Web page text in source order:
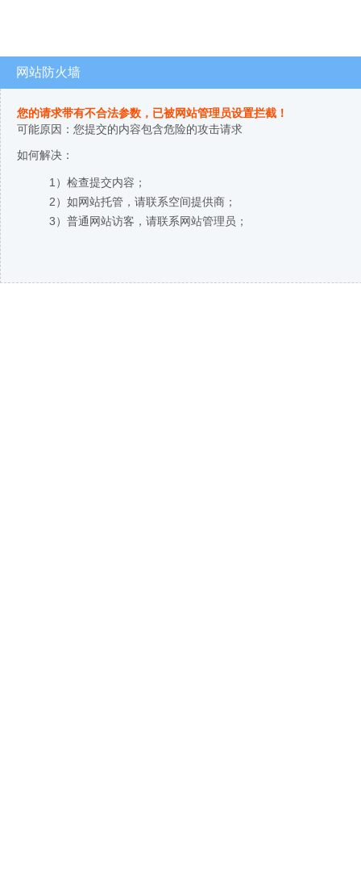
网站防火墙
您的请求带有不合法参数，已被网站管理员设置拦截！
可能原因：您提交的内容包含危险的攻击请求
如何解决：
1）检查提交内容；
2）如网站托管，请联系空间提供商；
3）普通网站访客，请联系网站管理员；